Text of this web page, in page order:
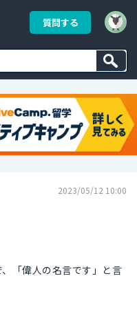
質問する
2023/05/12 10:00
「偉人の名言です」と言